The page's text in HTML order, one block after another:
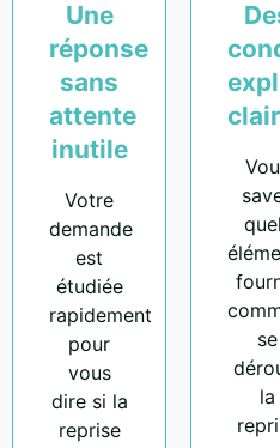
Une
réponse
sans
attente
inutile
Votre
demande
est
étudiée
rapidement
pour
vous
dire si la
reprise
se
la